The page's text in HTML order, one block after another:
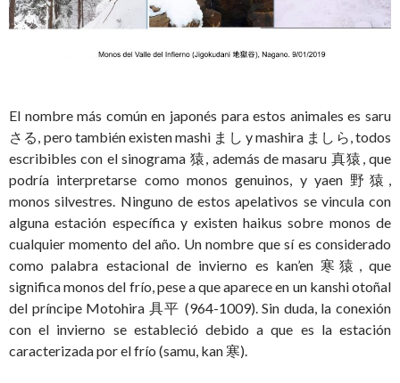
El nombre más común en japonés para estos animales es saru
さる, pero también existen mashi まし y mashira ましら, todos
escribibles con el sinograma 猿, además de masaru 真猿, que
podría interpretarse como monos genuinos, y yaen 野猿,
monos silvestres. Ninguno de estos apelativos se vincula con
alguna estación específica y existen haikus sobre monos de
cualquier momento del año. Un nombre que sí es considerado
como palabra estacional de invierno es kan’en 寒猿, que
significa monos del frío, pese a que aparece en un kanshi otoñal
del príncipe Motohira 具平 (964-1009). Sin duda, la conexión
con el invierno se estableció debido a que es la estación
caracterizada por el frío (samu, kan 寒).